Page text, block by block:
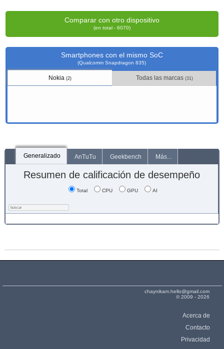
Comparar con otro dispositivo
(en total - 6070)
Smartphones con el mismo SoC
(Qualcomm Snapdragon 835)
Nokia(2) Todas las marcas (31)
Generalizado AnTuTu Geekbench Más...
Resumen de calificación de desempeño
Total CPU GPU AI
chaynikam.hello@gmail.com
© 2009 - 2026
Acerca de
Contacto
Privacidad